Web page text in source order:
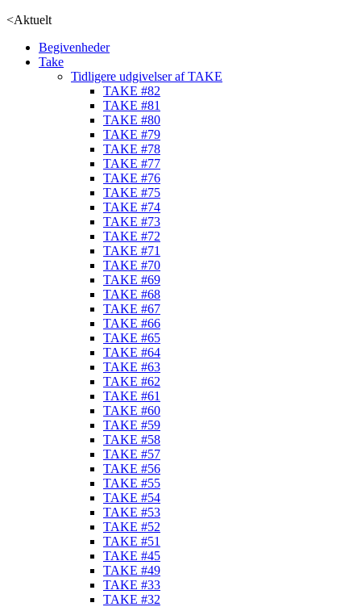
<Aktuelt
Begivenheder
Take
Tidligere udgivelser af TAKE
TAKE #82
TAKE #81
TAKE #80
TAKE #79
TAKE #78
TAKE #77
TAKE #76
TAKE #75
TAKE #74
TAKE #73
TAKE #72
TAKE #71
TAKE #70
TAKE #69
TAKE #68
TAKE #67
TAKE #66
TAKE #65
TAKE #64
TAKE #63
TAKE #62
TAKE #61
TAKE #60
TAKE #59
TAKE #58
TAKE #57
TAKE #56
TAKE #55
TAKE #54
TAKE #53
TAKE #52
TAKE #51
TAKE #45
TAKE #49
TAKE #33
TAKE #32